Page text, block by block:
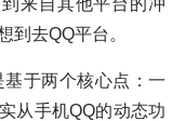
到去QQ平台。
于两个核心点：一
从手机QQ的动态功